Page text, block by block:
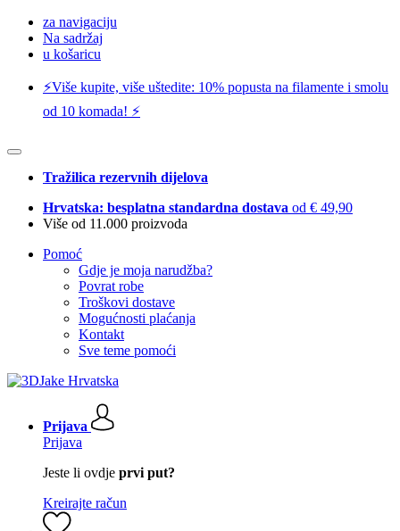
za navigaciju
Na sadržaj
u košaricu
⚡️Više kupite, više uštedite: 10% popusta na filamente i smolu
od 10 komada! ⚡️
Tražilica rezervnih dijelova
Hrvatska: besplatna standardna dostava od € 49,90
Više od 11.000 proizvoda
Pomoć
Gdje je moja narudžba?
Povrat robe
Troškovi dostave
Mogućnosti plaćanja
Kontakt
Sve teme pomoći
Prijava
Prijava
Jeste li ovdje prvi put?
Kreirajte račun